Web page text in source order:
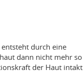
durch eine
dann nicht mehr so
der Haut intakt